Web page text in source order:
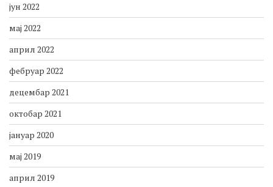
јун 2022
мај 2022
април 2022
фебруар 2022
децембар 2021
октобар 2021
јануар 2020
мај 2019
април 2019